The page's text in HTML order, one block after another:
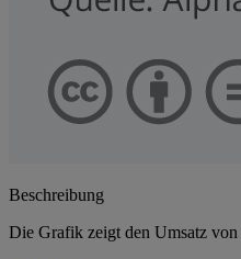
Beschreibung
Die Grafik zeigt den Umsatz